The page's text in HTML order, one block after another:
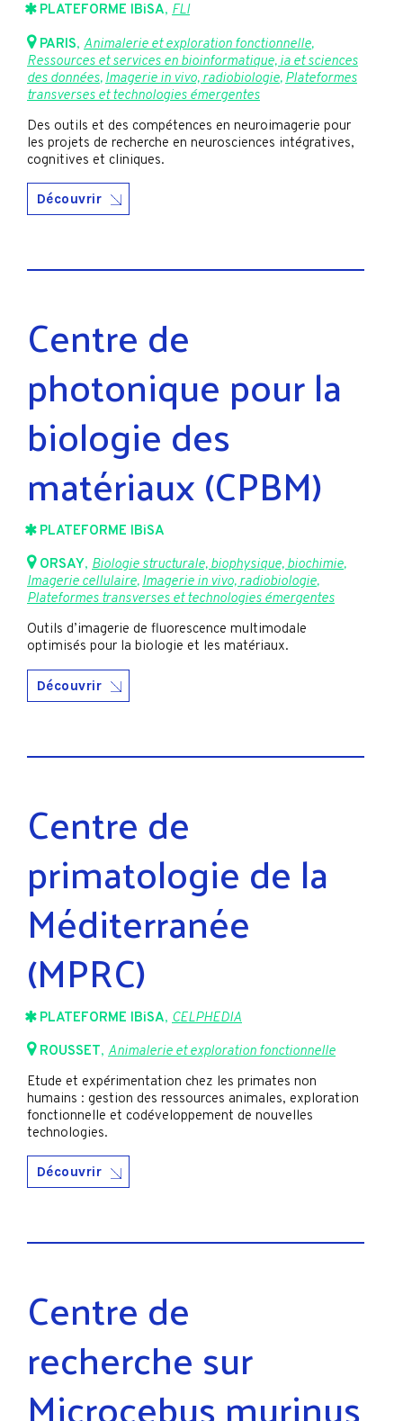
PLATEFORME IBiSA, FLI
PARIS, Animalerie et exploration fonctionnelle,
Ressources et services en bioinformatique, ia et sciences
des données, Imagerie in vivo, radiobiologie, Plateformes
transverses et technologies émergentes
Des outils et des compétences en neuroimagerie pour
les projets de recherche en neurosciences intégratives,
cognitives et cliniques.
Découvrir
Centre de
photonique pour la
biologie des
matériaux (CPBM)
PLATEFORME IBiSA
ORSAY, Biologie structurale, biophysique, biochimie,
Imagerie cellulaire,Imagerie in vivo, radiobiologie,
Plateformes transverses et technologies émergentes
Outils d’imagerie de fluorescence multimodale
optimisés pour la biologie et les matériaux.
Découvrir
Centre de
primatologie de la
Méditerranée
(MPRC)
PLATEFORME IBiSA, CELPHEDIA
ROUSSET, Animalerie et exploration fonctionnelle
Etude et expérimentation chez les primates non
humains : gestion des ressources animales, exploration
fonctionnelle et codéveloppement de nouvelles
technologies.
Découvrir
Centre de
recherche sur